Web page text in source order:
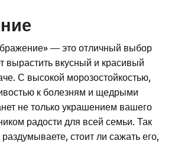
— это отличный выбор
вырастить вкусный и красивый
С высокой морозостойкостью,
к болезням и щедрыми
не только украшением вашего
радости для всей семьи. Так
стоит ли сажать его,